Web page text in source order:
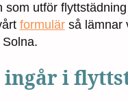
som utför
formulärså lämnar
ingår i